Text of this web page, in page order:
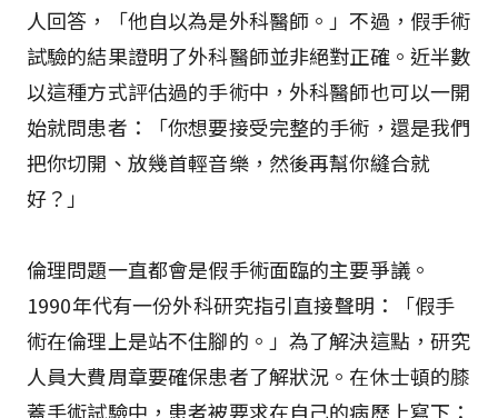
人回答，「他自以為是外科醫師。」不過，假手術
試驗的結果證明了外科醫師並非絕對正確。近半數
以這種方式評估過的手術中，外科醫師也可以一開
始就問患者：「你想要接受完整的手術，還是我們
把你切開、放幾首輕音樂，然後再幫你縫合就
好？」
倫理問題一直都會是假手術面臨的主要爭議。
1990年代有一份外科研究指引直接聲明：「假手
術在倫理上是站不住腳的。」為了解決這點，研究
人員大費周章要確保患者了解狀況。在休士頓的膝
蓋手術試驗中，患者被要求在自己的病歷上寫下：